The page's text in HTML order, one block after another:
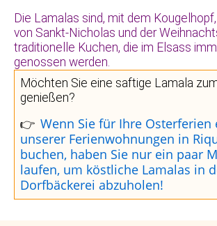
Die Lamalas sind, mit dem
von Sankt-Nicholas und der
traditionelle Kuchen, die im Elsass
genossen werden.
Möchten Sie eine saftige Lamala
genießen?
👉 Wenn Sie für Ihre Osterferien
unserer Ferienwohnungen in
buchen, haben Sie nur ein paar
laufen, um köstliche Lamalas in
Dorfbäckerei abzuholen!